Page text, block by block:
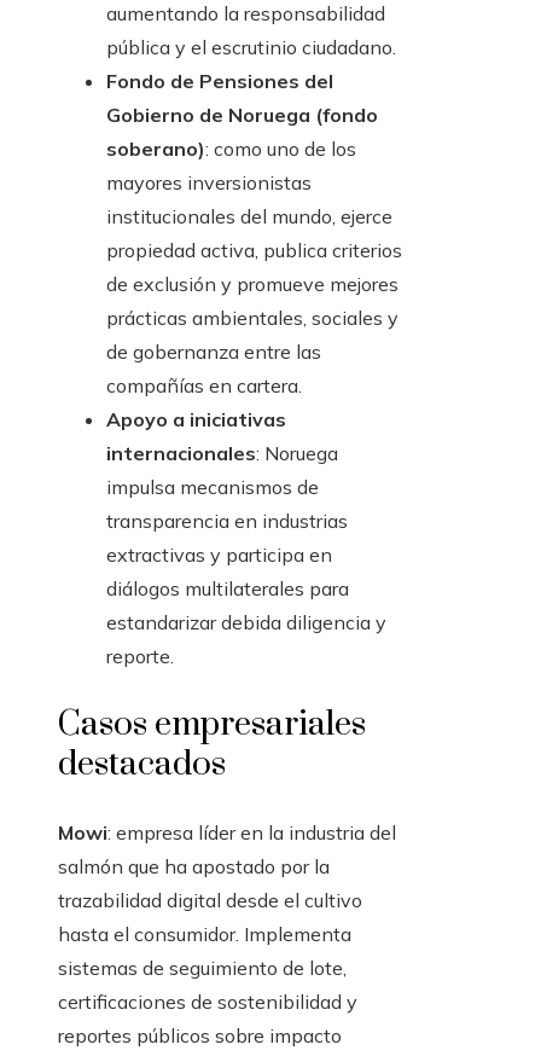
aumentando la responsabilidad
pública y el escrutinio ciudadano.
Fondo de Pensiones del
Gobierno de Noruega (fondo
soberano): como uno de los
mayores inversionistas
institucionales del mundo, ejerce
propiedad activa, publica criterios
de exclusión y promueve mejores
prácticas ambientales, sociales y
de gobernanza entre las
compañías en cartera.
Apoyo a iniciativas
internacionales: Noruega
impulsa mecanismos de
transparencia en industrias
extractivas y participa en
diálogos multilaterales para
estandarizar debida diligencia y
reporte.
Casos empresariales
destacados
Mowi: empresa líder en la industria del
salmón que ha apostado por la
trazabilidad digital desde el cultivo
hasta el consumidor. Implementa
sistemas de seguimiento de lote,
certificaciones de sostenibilidad y
reportes públicos sobre impacto